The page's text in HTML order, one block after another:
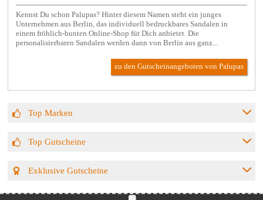
Kennst Du schon Palupas? Hinter diesem Namen steht ein junges
Unternehmen aus Berlin, das individuell bedruckbares Sandalen in
einem fröhlich-bunten Online-Shop für Dich anbietet. Die
personalisierbaren Sandalen werden dann von Berlin aus ganz...
zu den Gutscheinangeboten von Palupas
Top Marken
Top Gutscheine
Exklusive Gutscheine